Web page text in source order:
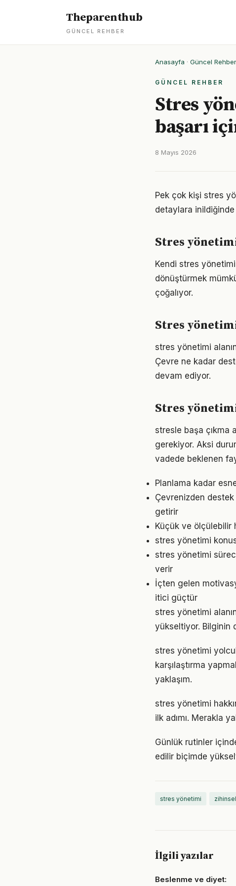
Theparenthub
GÜNCEL REHBER
Anasayfa · Güncel Rehber
GÜNCEL REHBER
Stres
başarı
8 Mayıs 2026
Pek çok kişi stres
detaylara
Stres
Kendi stres
dönüştürmek
çoğalıyor.
Stres
stres yönetimi
Çevre ne kadar
devam ediyor.
Stres
stresle başa çıkma
gerekiyor. Aksi
vadede beklenen
Planlama kadar
Çevrenizden
getirir
Küçük ve ölçülebilir
stres yönetimi
stres yönetimi
verir
İçten gelen
itici güçtür
stres yönetimi
yükseltiyor. Bilginin
stres yönetimi
karşılaştırma
yaklaşım.
stres yönetimi
ilk adımı. Merakla
Günlük rutinler
edilir biçimde
stres yönetimi
İlgili yazılar
Beslenme ve diyet: